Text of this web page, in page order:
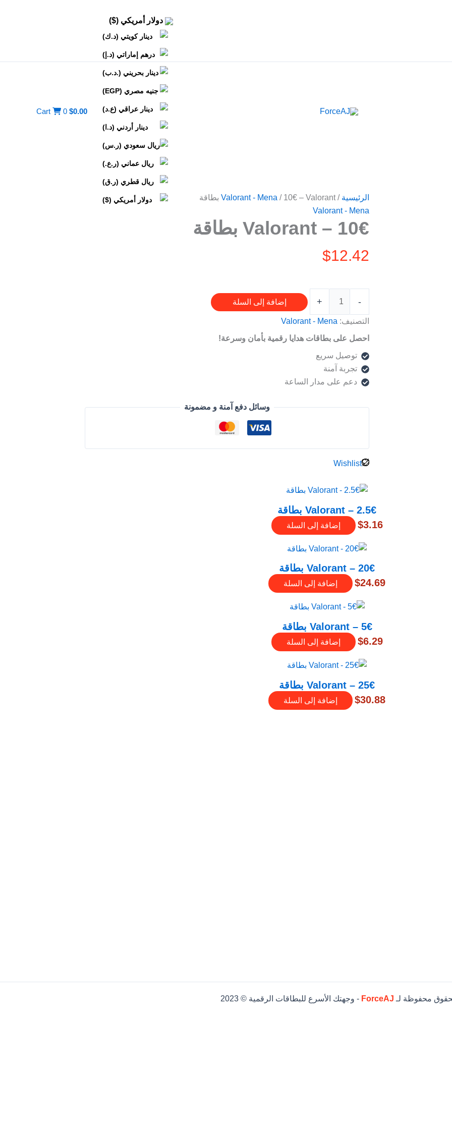
دولار أمريكي ($)
دينار كويتي (د.ك)
درهم إماراتي (د.إ)
دينار بحريني (.د.ب)
جنيه مصري (EGP)
دينار عراقي (ع.د)
دينار أردني (د.ا)
ريال سعودي (ر.س)
ريال عماني (ر.ع.)
ريال قطري (ر.ق)
دولار أمريكي ($)
$0.00
0
Cart
الرئيسية /
Valorant - Mena / 10€ – Valorant بطاقة
Valorant - Mena
10€ – Valorant بطاقة
$12.42
-
كمية
10€
-
Valorant
بطاقة
+ إضافة إلى السلة
التصنيف: Valorant - Mena
احصل على بطاقات هدايا رقمية بأمان وسرعة!
توصيل سريع
تجربة آمنة
دعم على مدار الساعة
وسائل دفع آمنة و مضمونة
Wishlist
2.5€ – Valorant بطاقة
$3.16 إضافة إلى السلة
20€ – Valorant بطاقة
$24.69 إضافة إلى السلة
5€ – Valorant بطاقة
$6.29 إضافة إلى السلة
25€ – Valorant بطاقة
$30.88 إضافة إلى السلة
محفوظة لـ ForceAJ - وجهتك الأسرع للبطاقات الرقمية © 2023